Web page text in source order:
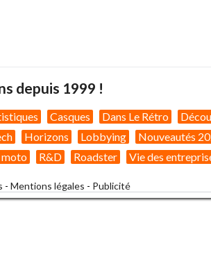
depuis 1999 !
Casques Dans Le Rétro
Horizons Lobbying Nouveautés
moto R&D Roadster Vie des
- Mentions légales - Publicité